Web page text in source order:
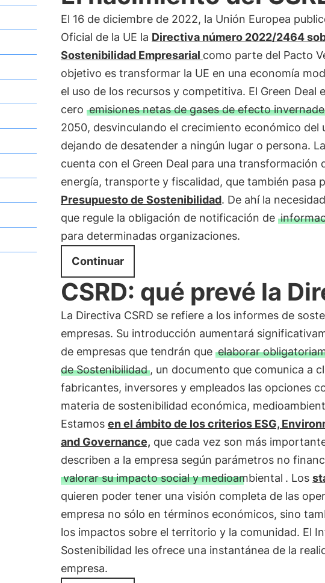
El 16 de diciembre de 2022, la Unión Europea
Oficial de la UE la Directiva número 2022/2464
Sostenibilidad Empresarial como parte del Pacto
objetivo es transformar la UE en una economía
el uso de los recursos y competitiva. El Green Deal
cero emisiones netas de gases de efecto
2050, desvinculando el crecimiento económico del
dejando de desatender a ningún lugar o persona.
cuenta con el Green Deal para una transformación
energía, transporte y fiscalidad, que también pasa
Presupuesto de Sostenibilidad. De ahí la
que regule la obligación de notificación de
para determinadas organizaciones.
Continuar
CSRD: qué prevé la
La Directiva CSRD se refiere a los informes de
empresas. Su introducción aumentará
de empresas que tendrán que elaborar
de Sostenibilidad, un documento que comunica a
fabricantes, inversores y empleados las opciones
materia de sostenibilidad económica,
Estamos en el ámbito de los criterios ESG,
and Governance, que cada vez son más
describen a la empresa según parámetros no
valorar su impacto social y medioambiental . Los
quieren poder tener una visión completa de las
empresa no sólo en términos económicos, sino
los impactos sobre el territorio y la comunidad. El
Sostenibilidad les ofrece una instantánea de la
empresa.